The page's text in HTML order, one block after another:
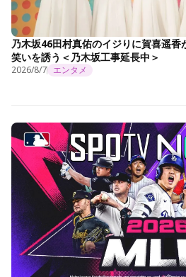
乃木坂46田村真佑のイジりに賀喜遥
笑いを誘う＜乃木坂工事延長中＞
2026/8/7 エンタメ